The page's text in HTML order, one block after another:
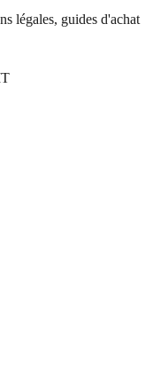
légales, guides d'achat